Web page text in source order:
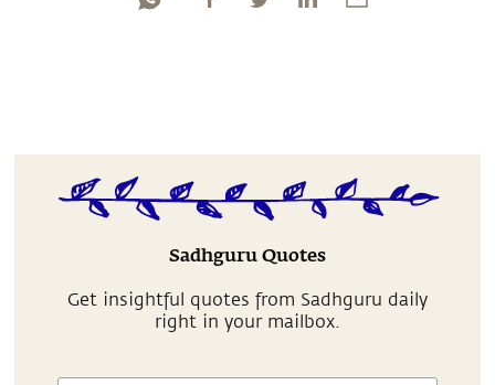
Sadhguru Quotes
Get insightful quotes from Sadhguru daily
right in your mailbox.